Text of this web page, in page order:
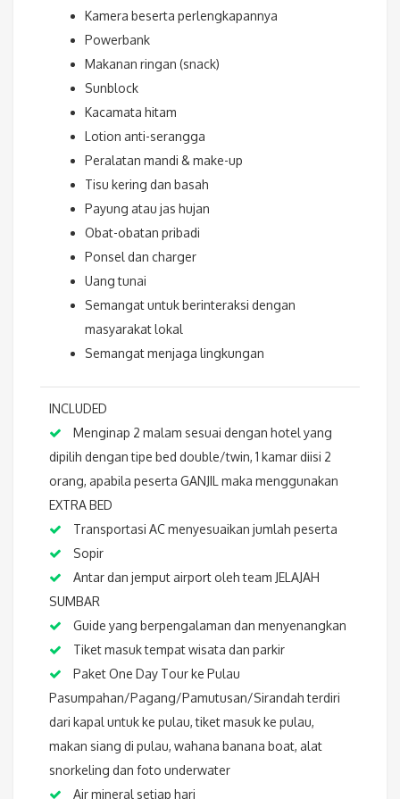
Kamera beserta perlengkapannya
Powerbank
Makanan ringan (snack)
Sunblock
Kacamata hitam
Lotion anti-serangga
Peralatan mandi & make-up
Tisu kering dan basah
Payung atau jas hujan
Obat-obatan pribadi
Ponsel dan charger
Uang tunai
Semangat untuk berinteraksi dengan
masyarakat lokal
Semangat menjaga lingkungan
INCLUDED
Menginap 2 malam sesuai dengan hotel yang
dipilih dengan tipe bed double/twin, 1 kamar diisi 2
orang, apabila peserta GANJIL maka menggunakan
EXTRA BED
Transportasi AC menyesuaikan jumlah peserta
Sopir
Antar dan jemput airport oleh team JELAJAH
SUMBAR
Guide yang berpengalaman dan menyenangkan
Tiket masuk tempat wisata dan parkir
Paket One Day Tour ke Pulau
Pasumpahan/Pagang/Pamutusan/Sirandah terdiri
dari kapal untuk ke pulau, tiket masuk ke pulau,
makan siang di pulau, wahana banana boat, alat
snorkeling dan foto underwater
Air mineral setiap hari